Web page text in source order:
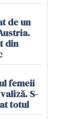
de un
din
femeii
S-
totul